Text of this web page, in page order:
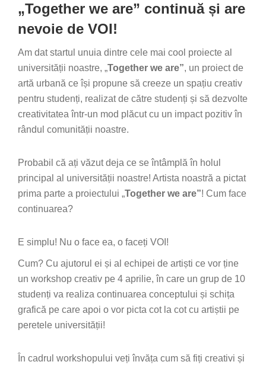
„Together we are” continuă și are
nevoie de VOI!
Am dat startul unuia dintre cele mai cool proiecte al
universității noastre, „Together we are”, un proiect de
artă urbană ce își propune să creeze un spațiu creativ
pentru studenți, realizat de către studenți și să dezvolte
creativitatea într-un mod plăcut cu un impact pozitiv în
rândul comunității noastre.
Probabil că ați văzut deja ce se întâmplă în holul
principal al universității noastre! Artista noastră a pictat
prima parte a proiectului „Together we are”! Cum face
continuarea?
E simplu! Nu o face ea, o faceți VOI!
Cum? Cu ajutorul ei și al echipei de artiști ce vor ține
un workshop creativ pe 4 aprilie, în care un grup de 10
studenți va realiza continuarea conceptului și schița
grafică pe care apoi o vor picta cot la cot cu artiștii pe
peretele universității!
În cadrul workshopului veți învăța cum să fiți creativi și